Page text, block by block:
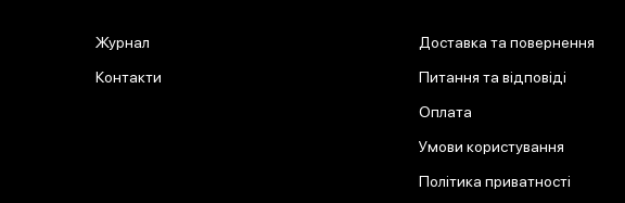
Журнал
Контакти
Доставка та повернення
Питання та відповіді
Оплата
Умови користування
Політика приватності